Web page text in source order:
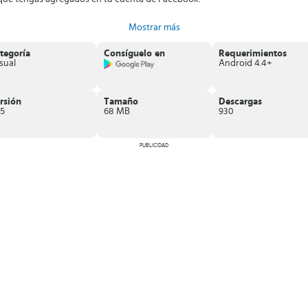
Mostrar más
Consíguelo en
Requerimientos
Android 4.4+
Tamaño
68 MB
Descargas
930
PUBLICIDAD